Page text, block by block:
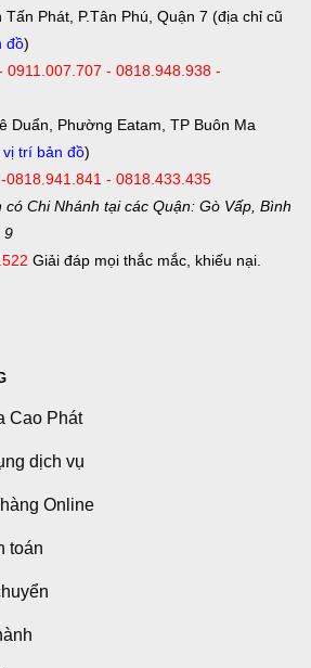
Tấn Phát, P.Tân Phú, Quận 7 (địa chỉ cũ
đồ)
0911.007.707 - 0818.948.938 -
Duẩn, Phường Eatam, TP Buôn Ma
trí bản đồ)
0818.941.841 - 0818.433.435
có Chi Nhánh tại các Quận: Gò Vấp, Bình
9
Giải đáp mọi thắc mắc, khiếu nại.
Cao Phát
dịch vụ
Online
toán